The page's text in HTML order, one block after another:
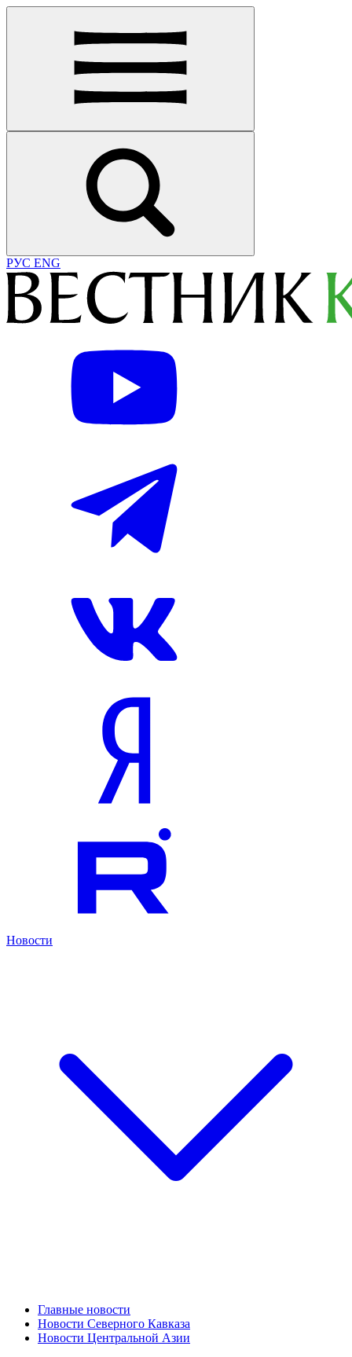
РУС ENG
Новости
Главные новости
Новости Северного Кавказа
Новости Центральной Азии